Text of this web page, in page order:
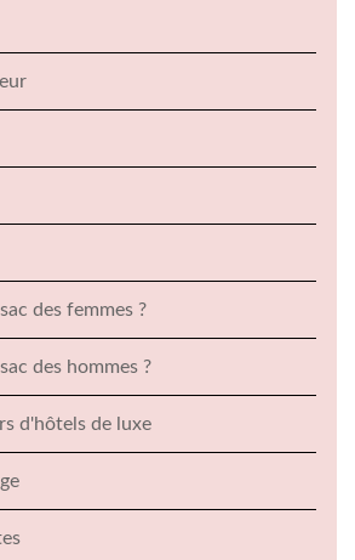
des femmes ?
des hommes ?
d'hôtels de luxe